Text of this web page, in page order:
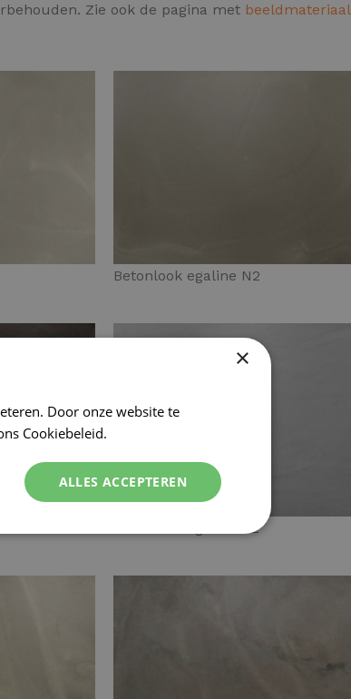
Zie ook de pagina met beeldmateriaal
Betonlook egaline N2
Betonlook egaline G2
×
Door onze website te
Cookiebeleid.
ALLES ACCEPTEREN